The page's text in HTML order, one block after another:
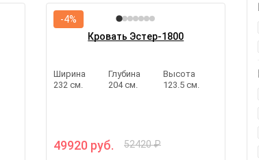
Кровать Эстер-1800
Ширина
232 см.
Глубина
204 см.
Высота
123.5 см.
49920 руб. 52420 ₽
-4%